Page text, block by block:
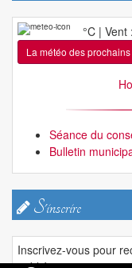
°C | Vent
La météo des
Séance du
Bulletin
S'inscrire
Inscrivez-vous pour